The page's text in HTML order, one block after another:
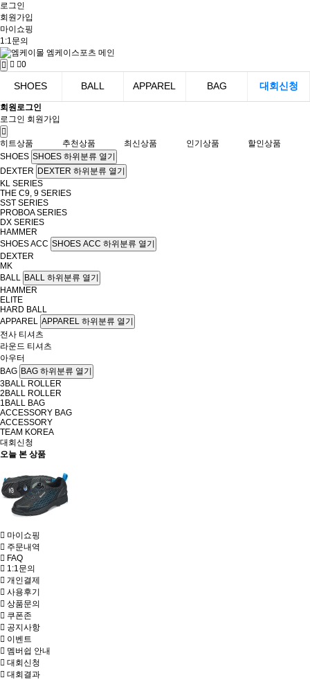
로그인
회원가입
마이쇼핑
1:1문의
0
SHOES BALL APPAREL BAG 대회신청
회원로그인
로그인 회원가입
히트상품 추천상품 최신상품 인기상품
할인상품
SHOES SHOES 하위분류 열기
DEXTER DEXTER 하위분류 열기
KL SERIES
THE C9, 9 SERIES
SST SERIES
PROBOA SERIES
DX SERIES
HAMMER
SHOES ACC SHOES ACC 하위분류 열기
DEXTER
MK
BALL
BALL 하위분류 열기
HAMMER
ELITE
HARD BALL
APPAREL
APPAREL 하위분류 열기
전사 티셔츠
라운드 티셔츠
아우터
BAG BAG 하위분류 열기
3BALL ROLLER
2BALL ROLLER
1BALL BAG
ACCESSORY BAG
ACCESSORY
TEAM KOREA
대회신청
오늘 본 상품
마이쇼핑
주문내역
FAQ
1:1문의
개인결제
사용후기
상품문의
쿠폰존
공지사항
이벤트
멤버쉽 안내
대회신청
대회결과